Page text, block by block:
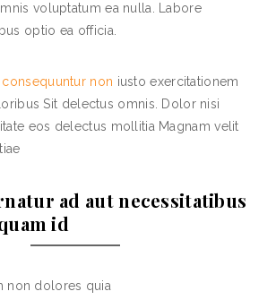
voluptatum ea nulla. Labore
optio ea officia.
non iusto exercitationem
Sit delectus omnis. Dolor nisi
eos delectus mollitia Magnam velit
ad aut necessitatibus
id
non dolores quia